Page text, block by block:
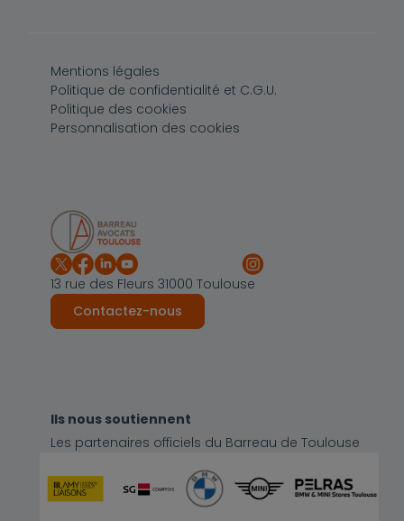
13 rue des Fleurs 31000 Toulouse
Contactez-nous
Ils nous soutiennent
Les partenaires officiels du Barreau de Toulouse
Pied de page
Mentions légales
Politique de confidentialité et C.G.U.
Politique des cookies
Personnalisation des cookies